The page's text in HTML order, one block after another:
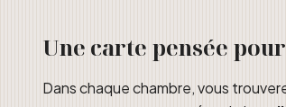
Une carte pensée
Dans chaque chambre, vous